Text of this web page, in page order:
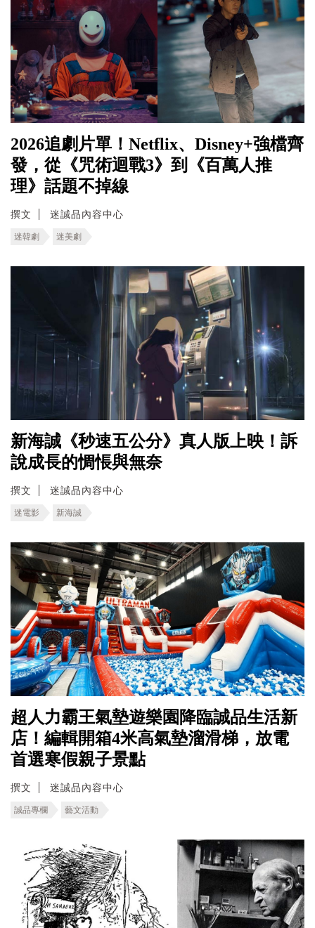
2026追劇片單！Netflix、Disney+強檔齊
發，從《咒術迴戰3》到《百萬人推
理》話題不掉線
撰文 迷誠品內容中心
迷韓劇 迷美劇
新海誠《秒速五公分》真人版上映！訴
說成長的惆悵與無奈
撰文 迷誠品內容中心
迷電影 新海誠
超人力霸王氣墊遊樂園降臨誠品生活新
店！編輯開箱4米高氣墊溜滑梯，放電
首選寒假親子景點
撰文 迷誠品內容中心
誠品專欄 藝文活動